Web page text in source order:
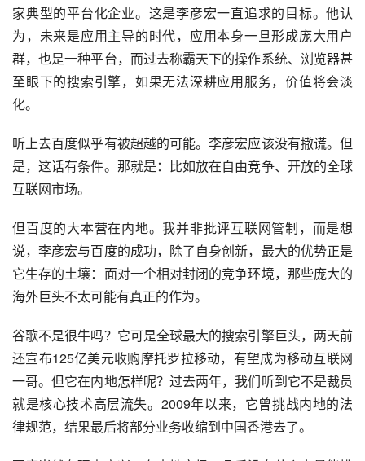
家典型的平台化企业。这是李彦宏一直追求的目标。他认
为，未来是应用主导的时代，应用本身一旦形成庞大用户
群，也是一种平台，而过去称霸天下的操作系统、浏览器甚
至眼下的搜索引擎，如果无法深耕应用服务，价值将会淡
化。
听上去百度似乎有被超越的可能。李彦宏应该没有撒谎。但
是，这话有条件。那就是：比如放在自由竞争、开放的全球
互联网市场。
但百度的大本营在内地。我并非批评互联网管制，而是想
说，李彦宏与百度的成功，除了自身创新，最大的优势正是
它生存的土壤：面对一个相对封闭的竞争环境，那些庞大的
海外巨头不太可能有真正的作为。
谷歌不是很牛吗？它可是全球最大的搜索引擎巨头，两天前
还宣布125亿美元收购摩托罗拉移动，有望成为移动互联网
一哥。但它在内地怎样呢？过去两年，我们听到它不是裁员
就是核心技术高层流失。2009年以来，它曾挑战内地的法
律规范，结果最后将部分业务收缩到中国香港去了。